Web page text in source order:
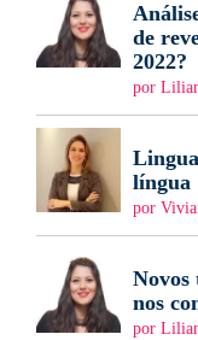
de
2022?
por
língua
por
Novos
nos
por